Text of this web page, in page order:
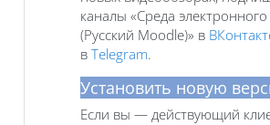
каналы «Среда
(Русский Moodle)» в
в Telegram.
Установить новую
Если вы — действующий